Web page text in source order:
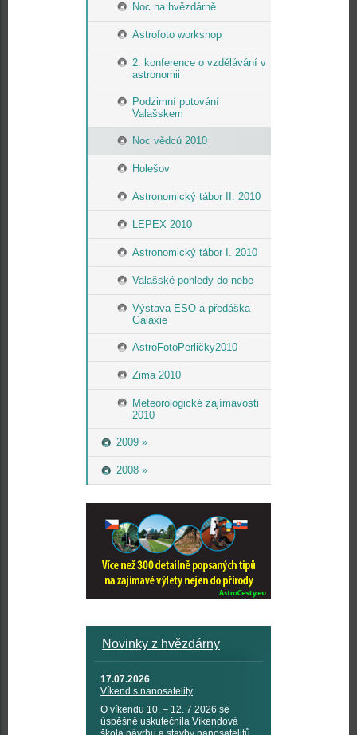
Noc na hvězdárně
Astrofoto workshop
2. konference o vzdělávání v
astronomii
Podzimní putování
Valašskem
Noc vědců 2010
Holešov
Astronomický tábor II. 2010
LEPEX 2010
Astronomický tábor I. 2010
Valašské pohledy do nebe
Výstava ESO a předáška
Galaxie
AstroFotoPerličky2010
Zima 2010
Meteorologické zajímavosti
2010
2009 »
2008 »
Novinky z hvězdárny
17.07.2026
Víkend s nanosatelity
O víkendu 10. – 12. 7 2026 se
úspěšně uskutečnila Víkendová